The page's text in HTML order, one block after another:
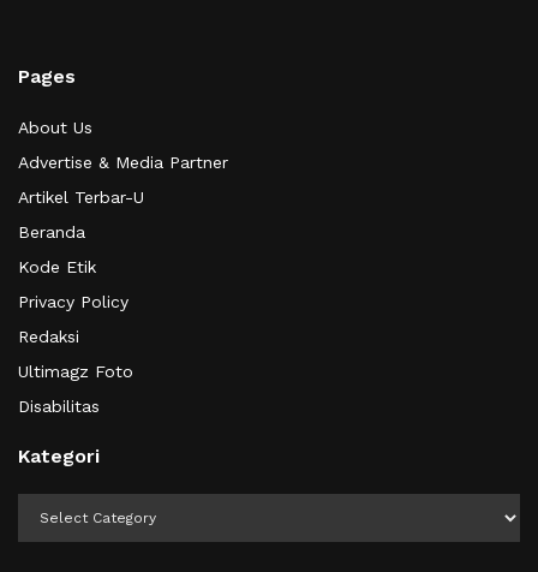
Pages
About Us
Advertise & Media Partner
Artikel Terbar-U
Beranda
Kode Etik
Privacy Policy
Redaksi
Ultimagz Foto
Disabilitas
Kategori